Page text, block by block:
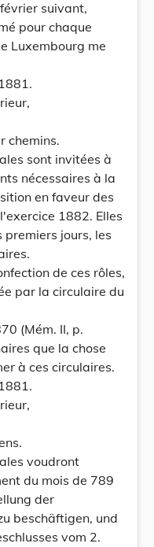
suivant,
pour chaque
Luxembourg me
chemins.
sont invitées à
nécessaires à la
en faveur des
1882. Elles
premiers jours, les
de ces rôles,
par la circulaire du
(Mém. II, p.
que la chose
à ces circulaires.
voudront
du mois de 789
der
beschäftigen, und
vom 2.